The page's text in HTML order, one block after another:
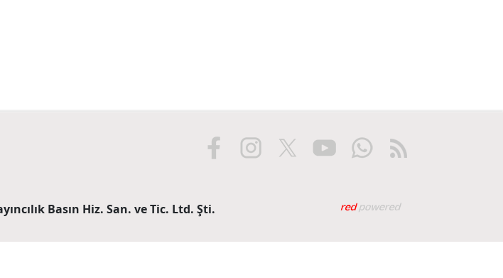
Basın Hiz. San. ve Tic. Ltd. Şti. Web tasarım: Red